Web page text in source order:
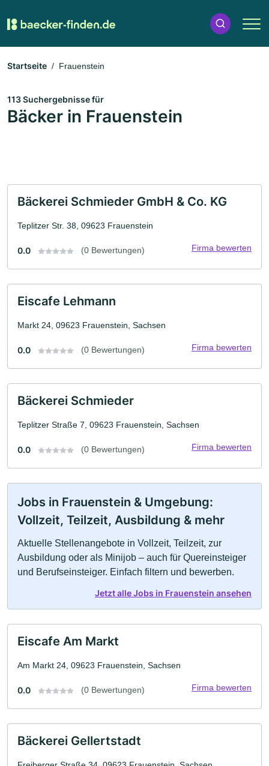
Startseite Frauenstein
113 Suchergebnisse für
Bäcker in Frauenstein
Bäckerei Schmieder GmbH & Co. KG
Teplitzer Str. 38, 09623 Frauenstein
0.0 (0 Bewertungen) Firma bewerten
Eiscafe Lehmann
Markt 24, 09623 Frauenstein, Sachsen
0.0 (0 Bewertungen) Firma bewerten
Bäckerei Schmieder
Teplitzer Straße 7, 09623 Frauenstein, Sachsen
0.0 (0 Bewertungen) Firma bewerten
Jobs in Frauenstein & Umgebung:
Vollzeit, Teilzeit, Ausbildung & mehr
Aktuelle Stellenangebote in Vollzeit, Teilzeit, zur
Ausbildung oder als Minijob – auch für Quereinsteiger
und Berufseinsteiger. Einfach filtern und bewerben.
Jetzt alle Jobs in Frauenstein ansehen
Eiscafe Am Markt
Am Markt 24, 09623 Frauenstein, Sachsen
0.0 (0 Bewertungen) Firma bewerten
Bäckerei Gellertstadt